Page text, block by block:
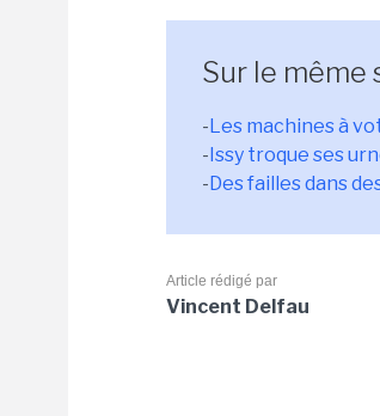
Sur le même
-Les machines à
-Issy troque ses
-Des failles dans
Article rédigé par
Vincent Delfau